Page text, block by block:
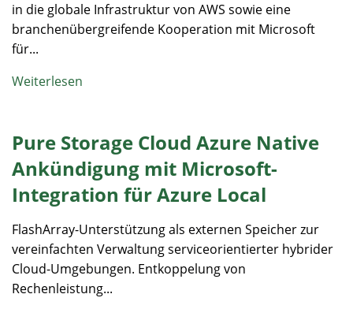
in die globale Infrastruktur von AWS sowie eine
branchenübergreifende Kooperation mit Microsoft
für...
Weiterlesen
Pure Storage Cloud Azure Native
Ankündigung mit Microsoft-
Integration für Azure Local
FlashArray-Unterstützung als externen Speicher zur
vereinfachten Verwaltung serviceorientierter hybrider
Cloud-Umgebungen. Entkoppelung von
Rechenleistung...